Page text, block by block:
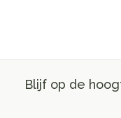
Blijf op de